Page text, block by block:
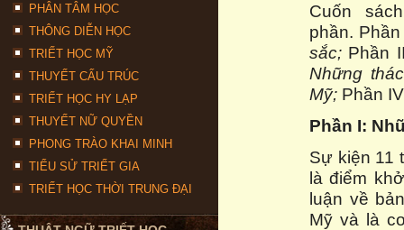
PHÂN TÂM HỌC
THÔNG DIỄN HỌC
TRIẾT HỌC MỸ
THUYẾT CẤU TRÚC
TRIẾT HỌC HY LẠP
THUYẾT NỮ QUYỀN
PHONG TRÀO KHAI MINH
TIỂU SỬ TRIẾT GIA
TRIẾT HỌC THỜI TRUNG ĐẠI
Cuốn
phần.
sắc; Phần
Những
Mỹ; Phần
Phần I:
Sự kiện 11
là điểm
luận về
Mỹ và là